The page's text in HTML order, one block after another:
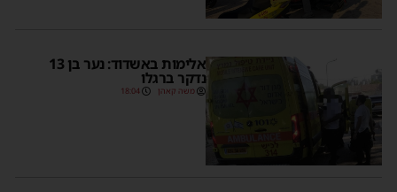
אלימות באשדוד: נער בן 13
נדקר ברגלו
משה קאהן 18:04